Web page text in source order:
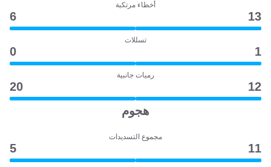
أخطاء مرتكبة
13
6
تسللات
1
0
رميات جانبية
12
20
هجوم
مجموع التسديدات
11
5